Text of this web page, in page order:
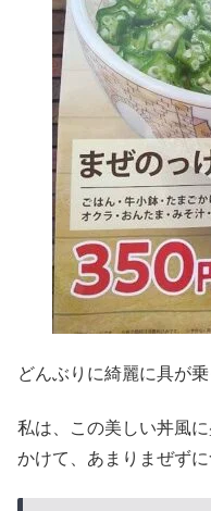
どんぶりに綺麗に具が
私は、この美しい丼風
かけて、あまりまぜずに